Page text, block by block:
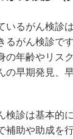
いるがん検診は
るがん検診で
の年齢やリス
の早期発見、
検診は基本的
補助や助成を